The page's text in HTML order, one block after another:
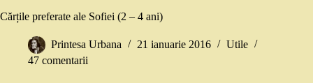
Cărțile preferate ale Sofiei (2 – 4 ani)
Printesa Urbana 21 ianuarie 2016
Utile
47 comentarii